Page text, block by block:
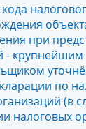
при
- крупнейшим
по
(в
налоговых